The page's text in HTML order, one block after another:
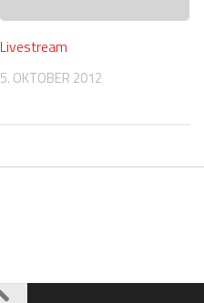
Livestream
5. OKTOBER 2012